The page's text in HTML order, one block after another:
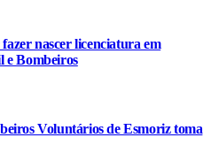
nascer licenciatura em
e Bombeiros
Voluntários de Esmoriz toma